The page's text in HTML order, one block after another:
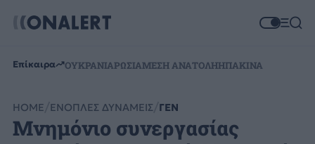
Επίκαιρα ΟΥΚΡΑΝΙΑΡΩΣΙΑΜΕΣΗ ΑΝΑΤΟΛΗΗΠΑΚΙΝΑ
HOME ΕΝΟΠΛΕΣ ΔΥΝΑΜΕΙΣ ΓΕΝ
Μνημόνιο συνεργασίας